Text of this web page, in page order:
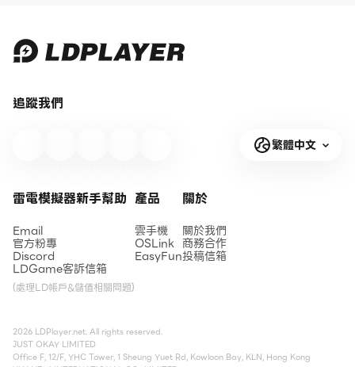
追蹤我們
繁體中文
雷電模擬器新手幫助
Email
官方粉專
Discord
LDGame客訴信箱
(處理LD帳戶&儲值相關問題)
產品
雲手機
OSLink
EasyFun
關於
關於我們
商務合作
投稿信箱
2026 LDPlayer.net. All rights reserved.
JUST OKAY LIMITED
Office F, 12/F, YHC Tower, 1 Sheung Yuet Rd, Kowloon Bay, KLN, Hong Kong